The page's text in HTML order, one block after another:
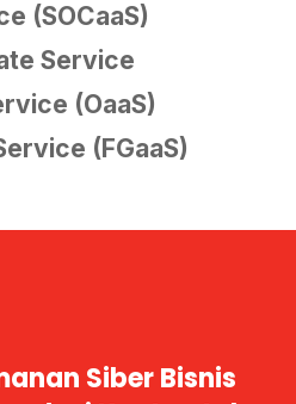
(SOCaaS)
Service
(OaaS)
(FGaaS)
Siber Bisnis